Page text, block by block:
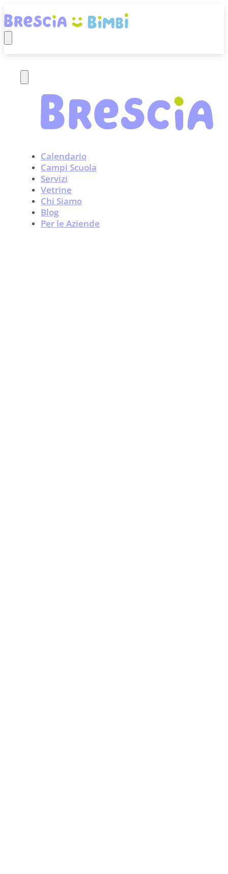
Calendario
Campi Scuola
Servizi
Vetrine
Chi Siamo
Blog
Per le Aziende